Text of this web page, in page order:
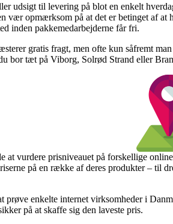
udsigt til levering på blot en enkelt
vær opmærksom på at det er betinget af at
inden pakkemedarbejderne får fri.
gratis fragt, men ofte kun såfremt
bor tæt på Viborg, Solrød Strand eller
at vurdere prisniveauet på forskellige
på en række af deres produkter – til
prøve enkelte internet virksomheder i
på at skaffe sig den laveste pris.